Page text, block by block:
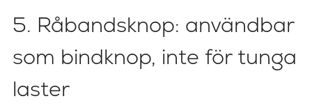
5. Råbandsknop: användbar
som bindknop, inte för tunga
laster